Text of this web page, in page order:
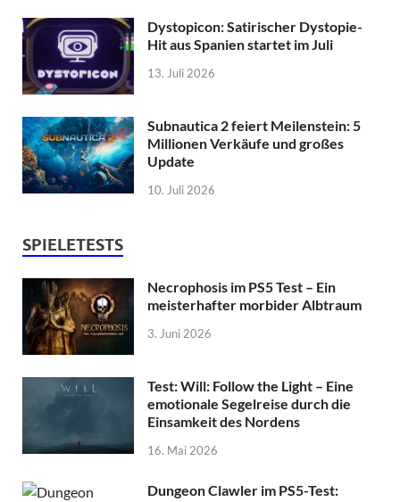
Dystopicon: Satirischer Dystopie-
Hit aus Spanien startet im Juli
13. Juli 2026
Subnautica 2 feiert Meilenstein: 5
Millionen Verkäufe und großes
Update
10. Juli 2026
SPIELETESTS
Necrophosis im PS5 Test – Ein
meisterhafter morbider Albtraum
3. Juni 2026
Test: Will: Follow the Light – Eine
emotionale Segelreise durch die
Einsamkeit des Nordens
16. Mai 2026
Dungeon Clawler im PS5-Test: